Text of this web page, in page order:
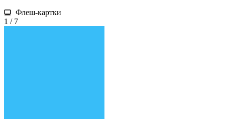
Флеш-картки
1 / 7